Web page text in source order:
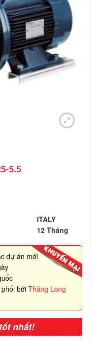
5.5
ITALY
12 Tháng
dự án mới
bởiThăng Long
nhất!